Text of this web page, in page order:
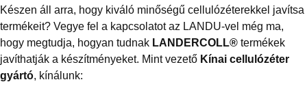
Készen áll arra, hogy kiváló minőségű cellulózéterekkel javítsa
termékeit? Vegye fel a kapcsolatot az LANDU-vel még ma,
hogy megtudja, hogyan tudnak LANDERCOLL® termékek
javíthatják a készítményeket. Mint vezető Kínai cellulózéter
gyártó, kínálunk: